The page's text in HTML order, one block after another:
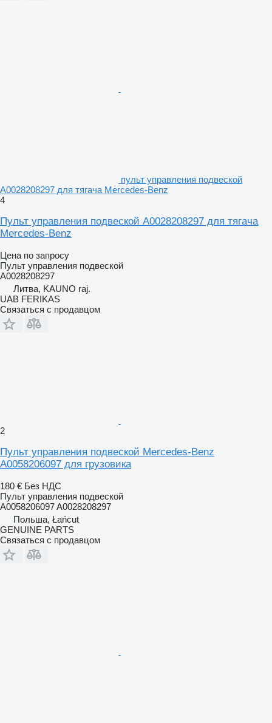
пульт управления подвеской
A0028208297 для тягача Mercedes-Benz
4
Пульт управления подвеской A0028208297 для тягача
Mercedes-Benz
Цена по запросу
Пульт управления подвеской
A0028208297
Литва, KAUNO raj.
UAB FERIKAS
Связаться с продавцом
2
Пульт управления подвеской Mercedes-Benz
A0058206097 для грузовика
180 € Без НДС
Пульт управления подвеской
A0058206097 A0028208297
Польша, Łańcut
GENUINE PARTS
Связаться с продавцом